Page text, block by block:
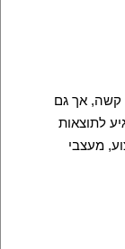
קשה, אך גם
לתוצאות
מעצבי